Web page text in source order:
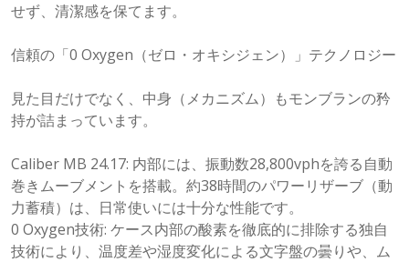
せず、清潔感を保てます。
信頼の「0 Oxygen（ゼロ・オキシジェン）」テクノロジー
見た目だけでなく、中身（メカニズム）もモンブランの矜
持が詰まっています。
Caliber MB 24.17: 内部には、振動数28,800vphを誇る自動
巻きムーブメントを搭載。約38時間のパワーリザーブ（動
力蓄積）は、日常使いには十分な性能です。
0 Oxygen技術: ケース内部の酸素を徹底的に排除する独自
技術により、温度差や湿度変化による文字盤の曇りや、ム